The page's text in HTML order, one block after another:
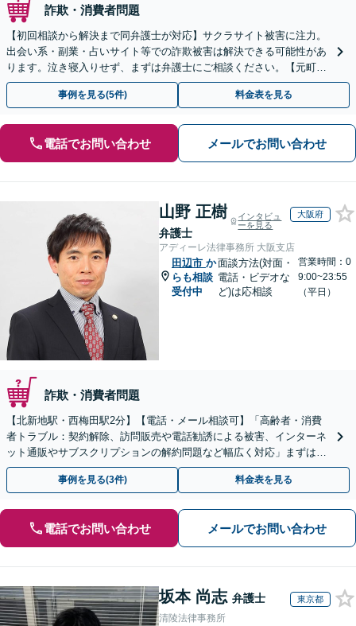
詐欺・消費者問題
【初回相談から解決まで同弁護士が対応】サクラサイト被害に注力。
出会い系・副業・占いサイト等での詐欺被害は解決できる可能性があ
ります。泣き寝入りせず、まずは弁護士にご相談ください。【元町駅
1分・土日夜間の相談歓迎】
事例を見る(5件) 料金表を見る
電話でお問い合わせ メールでお問い合わせ
山野 正樹
弁護士
インタビュ
ーを見る
大阪府
アディーレ法律事務所 大阪支店
田辺市 か
らも相談
受付中
面談方法(対面・
電話・ビデオな
ど)は応相談
営業時間：0
9:00~23:55
（平日）
詐欺・消費者問題
【北新地駅・西梅田駅2分】【電話・メール相談可】「高齢者・消費
者トラブル：契約解除、訪問販売や電話勧誘による被害、インターネ
ット通販やサブスクリプションの解約問題など幅広く対応」まずは一
度ご相談ください【休日・夜間相談可】
事例を見る(3件) 料金表を見る
電話でお問い合わせ メールでお問い合わせ
坂本 尚志 弁護士 東京都
清陵法律事務所